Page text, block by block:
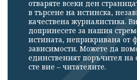
отваряте всеки ден
в търсене на истинска,
качествена журналистика.
допринесете за нашия
истината, неприкривана от
зависимости. Можете да
единственият поръчител
сте вие – читателите.